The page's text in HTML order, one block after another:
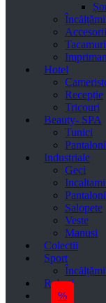
Accesorii
Hotel
Recepție
Tricouri
Beauty- SPA
Tunici
Pantaloni
Industriale
Geci
Pantaloni
Salopete
Veste
Manusi
Colectii
Sport
Roboti
%